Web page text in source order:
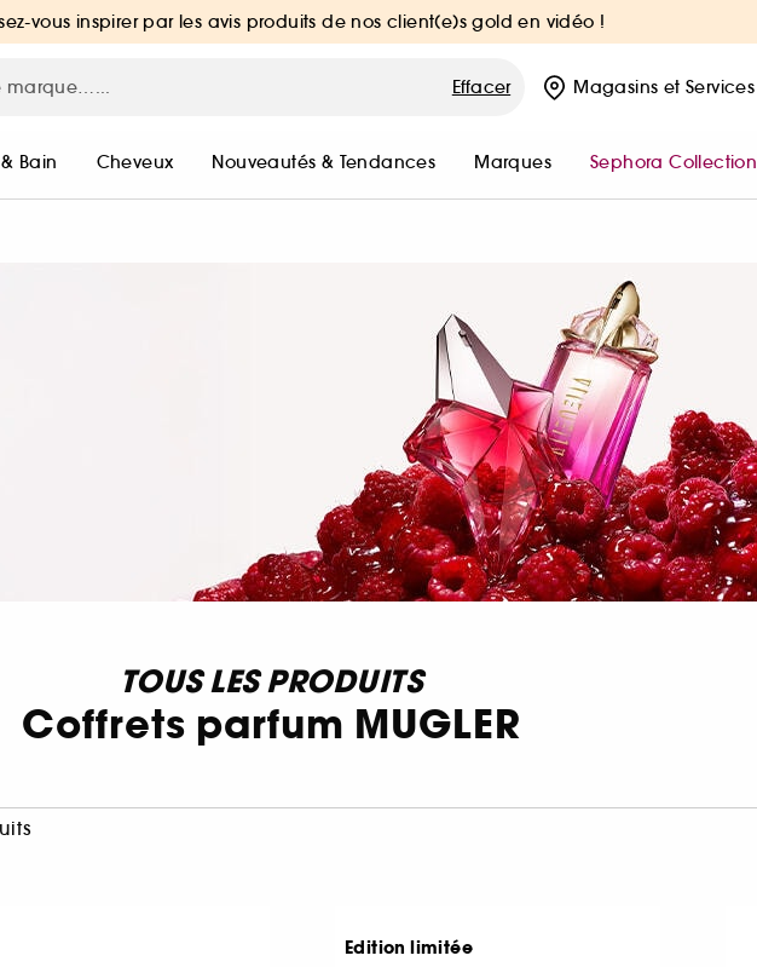
vous inspirer par les avis produits de nos client(e)s gold en vidéo !
Effacer Magasins et Services
Bain Cheveux Nouveautés & Tendances Marques Sephora Collection
TOUS LES PRODUITS
Coffrets parfum MUGLER
Edition limitée